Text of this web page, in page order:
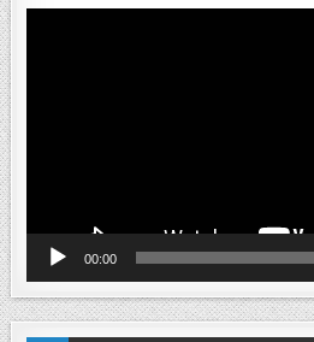
00:00